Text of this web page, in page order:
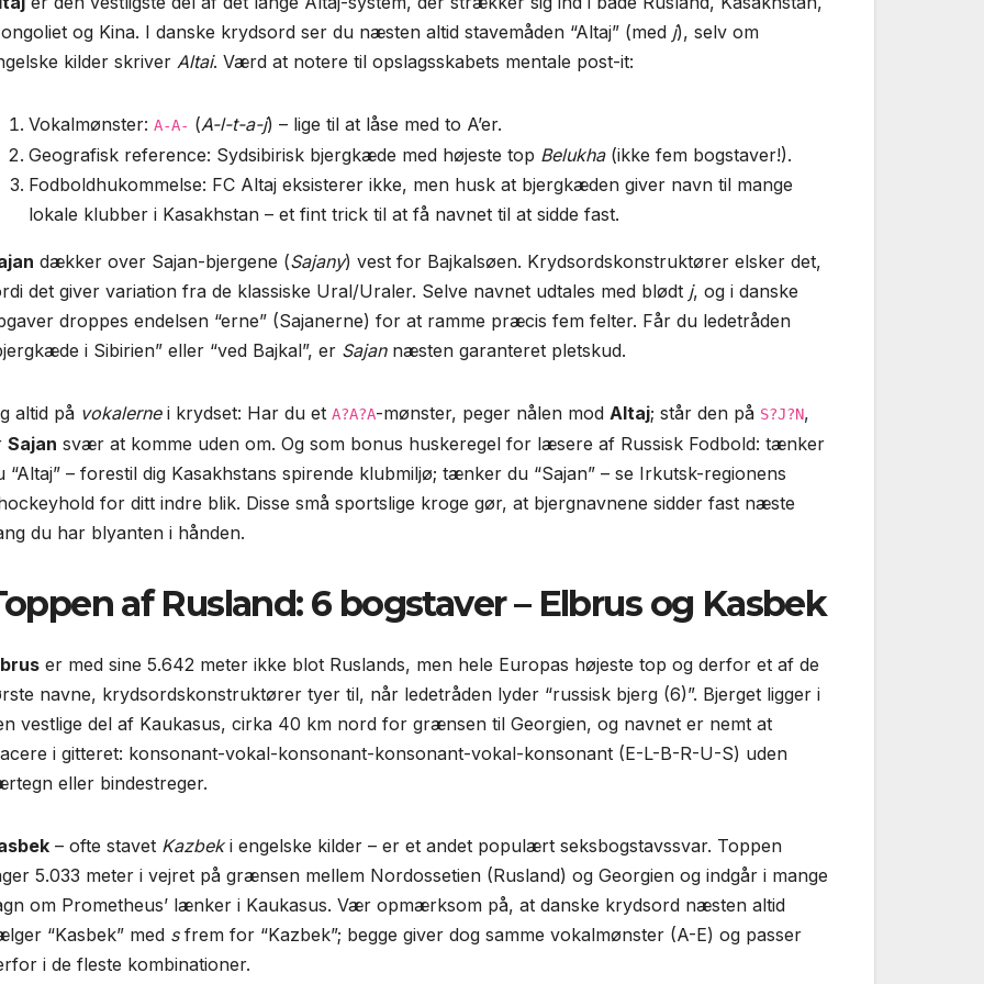
og Kina. I danske krydsord ser du næsten altid stavemåden “Altaj” (med j), selv om
kilder skriver Altai. Værd at notere til opslagsskabets mentale post-it:
Vokalmønster: A-A- (A-l-t-a-j) – lige til at låse med to A’er.
Geografisk reference: Sydsibirisk bjergkæde med højeste top Belukha(ikke fem bogstaver!).
Fodboldhukommelse: FC Altaj eksisterer ikke, men husk at bjergkæden giver navn til mange
lokale klubber i Kasakhstan – et fint trick til at få navnet til at sidde fast.
dækker over Sajan-bjergene (Sajany) vest for Bajkalsøen. Krydsordskonstruktører elsker det,
det giver variation fra de klassiske Ural/Uraler. Selve navnet udtales med blødt j, og i danske
droppes endelsen “erne” (Sajanerne) for at ramme præcis fem felter. Får du ledetråden
i Sibirien” eller “ved Bajkal”, er Sajannæsten garanteret pletskud.
altid på vokalernei krydset: Har du et A?A?A-mønster, peger nålen mod Altaj; står den på S?J?N,
Sajan svær at komme uden om. Og som bonus huskeregel for læsere af Russisk Fodbold: tænker
“Altaj” – forestil dig Kasakhstans spirende klubmiljø; tænker du “Sajan” – se Irkutsk-regionens
for ditt indre blik. Disse små sportslige kroge gør, at bjergnavnene sidder fast næste
du har blyanten i hånden.
af Rusland: 6 bogstaver – Elbrus og Kasbek
er med sine 5.642 meter ikke blot Ruslands, men hele Europas højeste top og derfor et af de
navne, krydsords­konstruktører tyer til, når ledetråden lyder “russisk bjerg (6)”. Bjerget ligger i
vestlige del af Kaukasus, cirka 40 km nord for grænsen til Georgien, og navnet er nemt at
i gitteret: konsonant-vokal-konsonant-konsonant-vokal-konsonant (E-L-B-R-U-S) uden
eller bindestreger.
– ofte stavet Kazbeki engelske kilder – er et andet populært seksbogstavs­svar. Toppen
5.033 meter i vejret på grænsen mellem Nordossetien (Rusland) og Georgien og indgår i mange
om Prometheus’ lænker i Kaukasus. Vær opmærksom på, at danske krydsord næsten altid
“Kasbek” med sfrem for “Kazbek”; begge giver dog samme vokalmønster (A-E) og passer
i de fleste kombinationer.